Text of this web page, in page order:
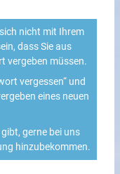
nicht mit Ihrem
dass Sie aus
vergeben müssen.
vergessen“ und
eines neuen
gerne bei uns
hinzubekommen.